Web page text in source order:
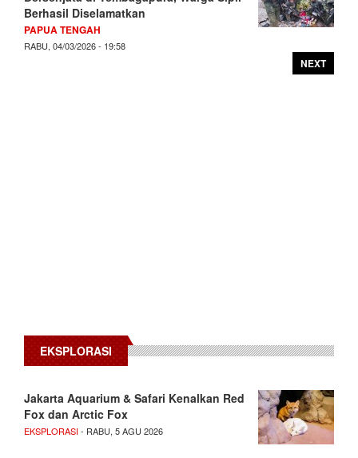
Berhasil Diselamatkan
PAPUA TENGAH
RABU, 04/03/2026 - 19:58
NEXT
EKSPLORASI
Jakarta Aquarium & Safari Kenalkan Red
Fox dan Arctic Fox
EKSPLORASI- RABU, 5 AGU 2026